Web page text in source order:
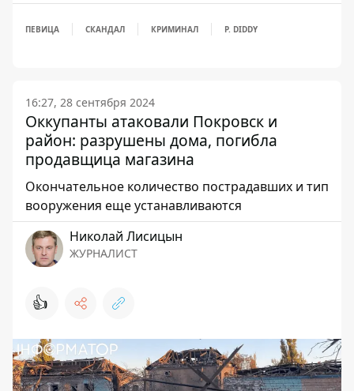
ПЕВИЦА СКАНДАЛ КРИМИНАЛ P. DIDDY
16:27, 28 сентября 2024
Оккупанты атаковали Покровск и
район: разрушены дома, погибла
продавщица магазина
Окончательное количество пострадавших и тип
вооружения еще устанавливаются
Николай Лисицын
ЖУРНАЛИСТ
👍